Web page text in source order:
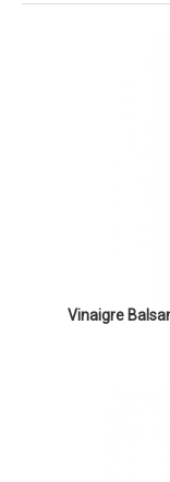
Vinaigre